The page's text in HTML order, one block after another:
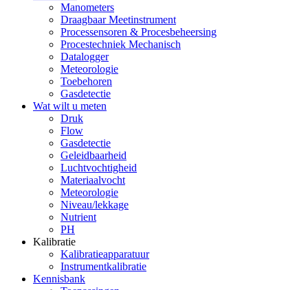
Manometers
Draagbaar Meetinstrument
Processensoren & Procesbeheersing
Procestechniek Mechanisch
Datalogger
Meteorologie
Toebehoren
Gasdetectie
Wat wilt u meten
Druk
Flow
Gasdetectie
Geleidbaarheid
Luchtvochtigheid
Materiaalvocht
Meteorologie
Niveau/lekkage
Nutrient
PH
Kalibratie
Kalibratieapparatuur
Instrumentkalibratie
Kennisbank